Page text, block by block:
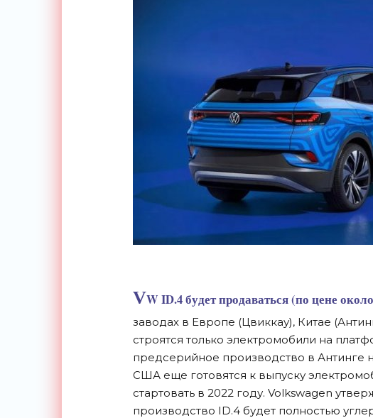
VW ID.4 будет продаваться (по цене
заводах в Европе (Цвиккау), Китае
строятся только электромобили на
предсерийное производство в Антинге
США еще готовятся к выпуску
стартовать в 2022 году. Volkswagen
производство ID.4 будет полностью